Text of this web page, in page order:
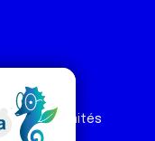
Ligue & comités